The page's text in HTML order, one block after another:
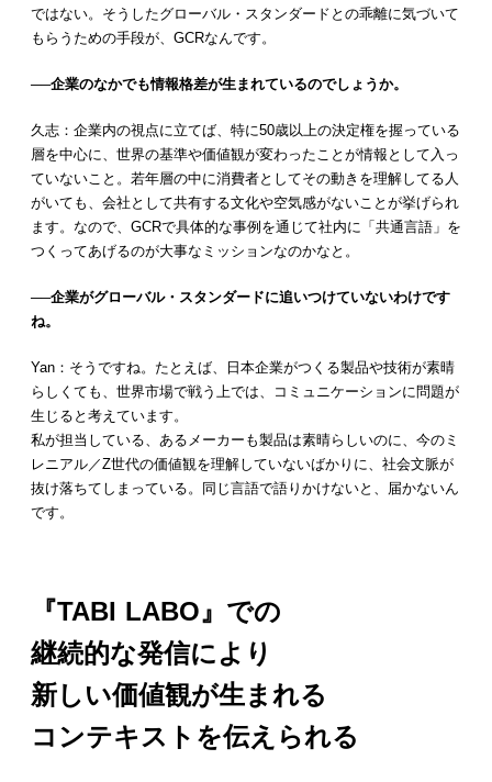
ではない。そうしたグローバル・スタンダードとの乖離に気づいて
もらうための手段が、GCRなんです。
──企業のなかでも情報格差が生まれているのでしょうか。
久志：企業内の視点に立てば、特に50歳以上の決定権を握っている
層を中心に、世界の基準や価値観が変わったことが情報として入っ
ていないこと。若年層の中に消費者としてその動きを理解してる人
がいても、会社として共有する文化や空気感がないことが挙げられ
ます。なので、GCRで具体的な事例を通じて社内に「共通言語」を
つくってあげるのが大事なミッションなのかなと。
──企業がグローバル・スタンダードに追いつけていないわけです
ね。
Yan：そうですね。たとえば、日本企業がつくる製品や技術が素晴
らしくても、世界市場で戦う上では、コミュニケーションに問題が
生じると考えています。
私が担当している、あるメーカーも製品は素晴らしいのに、今のミ
レニアル／Z世代の価値観を理解していないばかりに、社会文脈が
抜け落ちてしまっている。同じ言語で語りかけないと、届かないん
です。
『TABI LABO』での
継続的な発信により
新しい価値観が生まれる
コンテキストを伝えられる